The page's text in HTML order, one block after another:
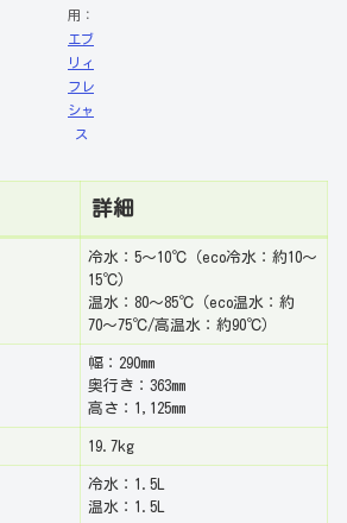
用：
エブ
リィ
フレ
シャ
ス
詳細
冷水：5〜10℃（eco冷水：約10〜
15℃）
温水：80〜85℃（eco温水：約
70〜75℃/高温水：約90℃）
幅：290mm
奥行き：363mm
高さ：1,125mm
19.7kg
冷水：1.5L
温水：1.5L